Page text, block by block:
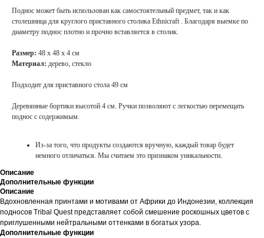
Поднос может быть использован как самостоятельный предмет, так и как
столешница для круглого приставного столика Ethnicraft . Благодаря выемке по
диаметру поднос плотно и прочно вставляется в столик.
Размер: 48 х 48 х 4 см
Материал: дерево, стекло
Подходит для приставного стола 49 см
Деревянные бортики высотой 4 см. Ручки позволяют с легкостью перемещать
поднос с содержимым.
Из-за того, что продукты создаются вручную, каждый товар будет
немного отличаться. Мы считаем это признаком уникальности.
Описание
Дополнительные функции
Описание
Вдохновленная принтами и мотивами от Африки до Индонезии, коллекция
подносов Tribal Quest представляет собой смешение роскошных цветов с
приглушенными нейтральными оттенками в богатых узора.
Дополнительные функции